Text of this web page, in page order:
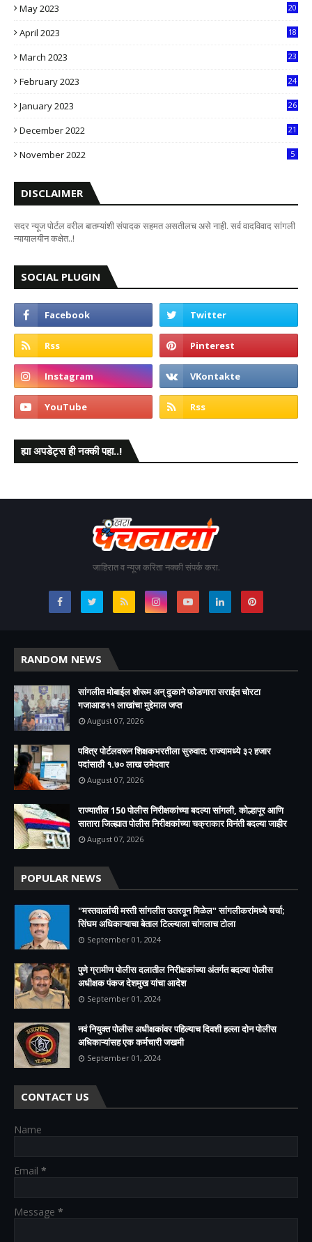
May 2023
20
April 2023
18
March 2023
23
February 2023
24
January 2023
26
December 2022
21
November 2022 5
DISCLAIMER
सदर न्यूज पोर्टल वरील बातम्यांशी संपादक सहमत असतीलच असे नाही. सर्व वादविवाद सांगली
न्यायालयीन कक्षेत..!
SOCIAL PLUGIN
ह्या अपडेट्स ही नक्की पहा..!
जाहिरात व न्यूज करिता नक्की संपर्क करा.
RANDOM NEWS
सांगलीत मोबाईल शोरूम अन् दुकाने फोडणारा सराईत चोरटा
गजाआड११ लाखांचा मुद्देमाल जप्त
August 07, 2026
पवित्र पोर्टलवरून शिक्षकभरतीला सुरुवात; राज्यामध्ये ३२ हजार
पदांसाठी १.७० लाख उमेदवार
August 07, 2026
राज्यातील 150 पोलीस निरीक्षकांच्या बदल्या सांगली, कोल्हापूर आणि
सातारा जिल्ह्यात पोलीस निरीक्षकांच्या चक्राकार विनंती बदल्या जाहीर
August 07, 2026
POPULAR NEWS
"मस्तवालांची मस्ती सांगलीत उतरवून मिळेल" सांगलीकरांमध्ये चर्चा;
सिंघम अधिकाऱ्याचा बेताल टिल्ल्याला चांगलाच टोला
September 01, 2024
पुणे ग्रामीण पोलीस दलातील निरीक्षकांच्या अंतर्गत बदल्या पोलीस
अधीक्षक पंकज देशमुख यांचा आदेश
September 01, 2024
नवं नियुक्त पोलीस अधीक्षकांवर पहिल्याच दिवशी हल्ला दोन पोलीस
अधिकाऱ्यांसह एक कर्मचारी जखमी
September 01, 2024
CONTACT US
Name
Email *
Message *